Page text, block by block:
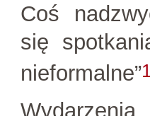
Coś
się
nieformalne”